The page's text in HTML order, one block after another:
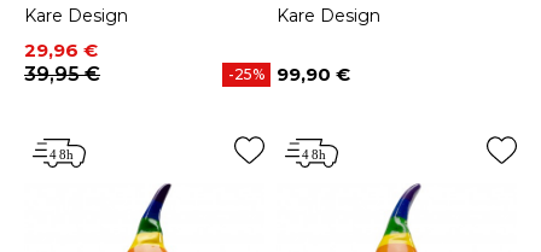
Kare Design
Prix
29,96 €
Prix de base
39,95 €
-25%
Kare Design
Prix
99,90 €